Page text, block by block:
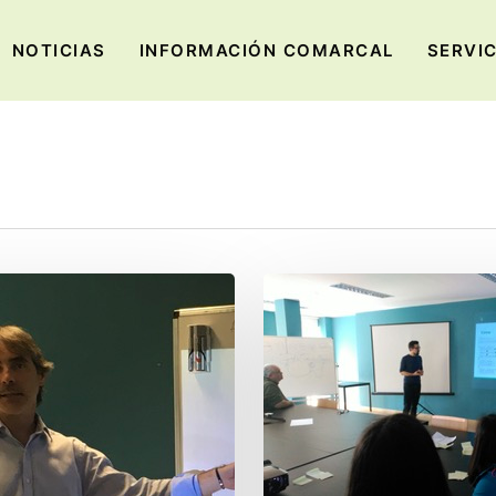
NOTICIAS INFORMACIÓN COMARCAL
ALBERTO
CANEDA
IMPARTE
UN
NUEVO